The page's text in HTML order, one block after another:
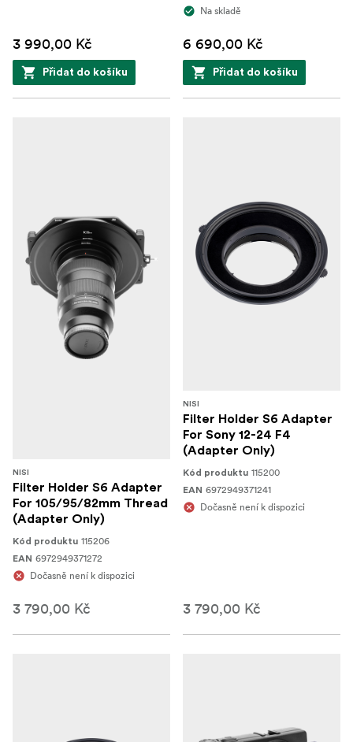
3 990,00 Kč
Přidat do košíku
Na skladě
6 690,00 Kč
Přidat do košíku
NISI
Filter Holder S6 Adapter
For 105/95/82mm Thread
(Adapter Only)
Kód produktu 115206
EAN 6972949371272
Dočasně není k dispozici
3 790,00 Kč
NISI
Filter Holder S6 Adapter
For Sony 12-24 F4
(Adapter Only)
Kód produktu 115200
EAN 6972949371241
Dočasně není k dispozici
3 790,00 Kč